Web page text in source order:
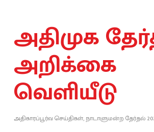
அதிமுக
அறிக்கை
வெளியீடு
அதிகாரப்பூர்வ செய்திகள், நாடாளுமன்ற தேர்தல்